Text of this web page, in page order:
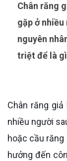
Chân răng giả bị hôi là một tình trạng thường
gặp ở
nguyên
triệt để là
Chân răng giả bị hôi là một tình trạng thường gặp ở
nhiều người
hoặc cầu răng
hưởng đến